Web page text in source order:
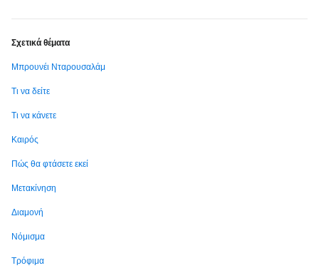
Σχετικά θέματα
Μπρουνέι Νταρουσαλάμ
Τι να δείτε
Τι να κάνετε
Καιρός
Πώς θα φτάσετε εκεί
Μετακίνηση
Διαμονή
Νόμισμα
Τρόφιμα